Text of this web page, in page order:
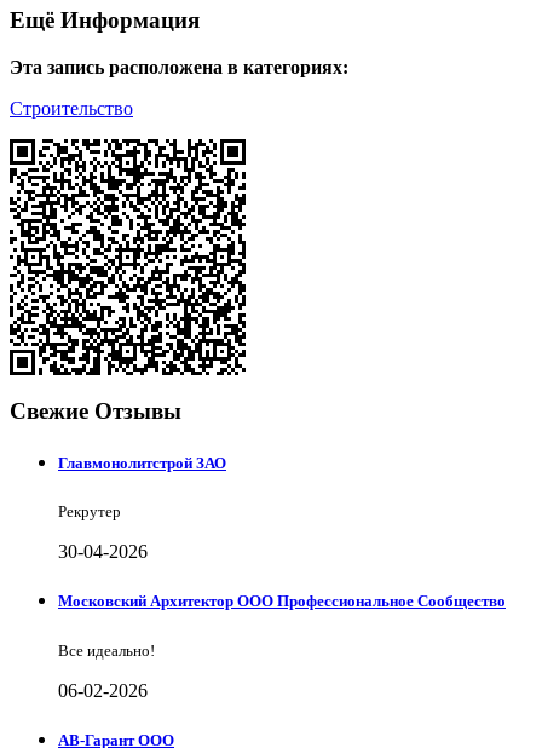
Ещё Информация
Эта запись расположена в категориях:
Строительство
Свежие Отзывы
Главмонолитстрой ЗАО
Рекрутер
30-04-2026
Московский Архитектор ООО Профессиональное Сообщество
Все идеально!
06-02-2026
АВ-Гарант ООО